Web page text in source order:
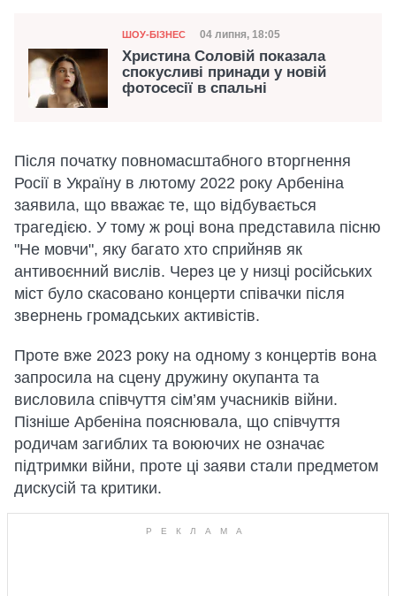
Категорія
ШОУ-БІЗНЕС Дата публікації
04 липня, 18:05
Христина Соловій показала
спокусливі принади у новій
фотосесії в спальні
Після початку повномасштабного вторгнення
Росії в Україну в лютому 2022 року Арбеніна
заявила, що вважає те, що відбувається
трагедією. У тому ж році вона представила пісню
"Не мовчи", яку багато хто сприйняв як
антивоєнний вислів. Через це у низці російських
міст було скасовано концерти співачки після
звернень громадських активістів.
Проте вже 2023 року на одному з концертів вона
запросила на сцену дружину окупанта та
висловила співчуття сім’ям учасників війни.
Пізніше Арбеніна пояснювала, що співчуття
родичам загиблих та воюючих не означає
підтримки війни, проте ці заяви стали предметом
дискусій та критики.